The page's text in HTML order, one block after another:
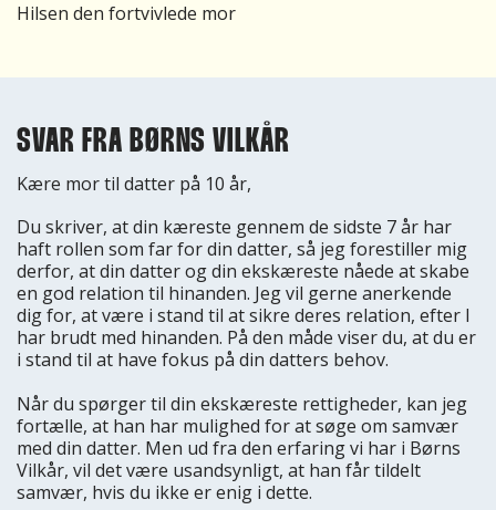
Hilsen den fortvivlede mor
SVAR FRA BØRNS VILKÅR
Kære mor til datter på 10 år,
Du skriver, at din kæreste gennem de sidste 7 år har
haft rollen som far for din datter, så jeg forestiller mig
derfor, at din datter og din ekskæreste nåede at skabe
en god relation til hinanden. Jeg vil gerne anerkende
dig for, at være i stand til at sikre deres relation, efter I
har brudt med hinanden. På den måde viser du, at du er
i stand til at have fokus på din datters behov.
Når du spørger til din ekskæreste rettigheder, kan jeg
fortælle, at han har mulighed for at søge om samvær
med din datter. Men ud fra den erfaring vi har i Børns
Vilkår, vil det være usandsynligt, at han får tildelt
samvær, hvis du ikke er enig i dette.